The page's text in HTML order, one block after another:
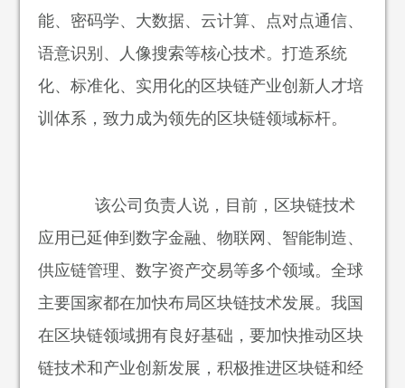
能、密码学、大数据、云计算、点对点通信、
语意识别、人像搜索等核心技术。打造系统
化、标准化、实用化的区块链产业创新人才培
训体系，致力成为领先的区块链领域标杆。
该公司负责人说，目前，区块链技术
应用已延伸到数字金融、物联网、智能制造、
供应链管理、数字资产交易等多个领域。全球
主要国家都在加快布局区块链技术发展。我国
在区块链领域拥有良好基础，要加快推动区块
链技术和产业创新发展，积极推进区块链和经